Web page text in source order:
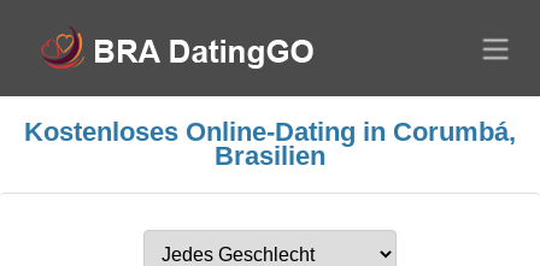
Kostenloses Online-Dating in Corumbá,
Brasilien